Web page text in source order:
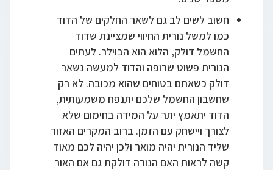
חשוב לשים לב גם לשאר החלקים של הדוד
כמו למשל נורית החיווי שמציינת שדוד
החשמל דולק, הלוא הוא הבוילר. לעתים
הנורית פשוט שרופה והדוד למעשה נשאר
דולק כשאתם בטוחים שהוא מכובה. לא רק
שחשבון החשמל שלכם יתנפח משמעותית,
הדוד יתאמץ יתר על המידה בחימום שלא
לצורך ויישחק עם הזמן. ברוב המקרים האזור
שליד הנורית יהיה מואר ולכן יהיה לכם מאוד
קשה לראות האם הנורה דולקת גם אם האור